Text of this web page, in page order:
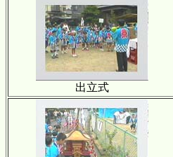
出立式